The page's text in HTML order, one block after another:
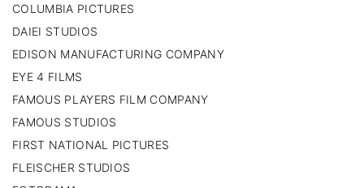
COLUMBIA PICTURES
DAIEI STUDIOS
EDISON MANUFACTURING COMPANY
EYE 4 FILMS
FAMOUS PLAYERS FILM COMPANY
FAMOUS STUDIOS
FIRST NATIONAL PICTURES
FLEISCHER STUDIOS